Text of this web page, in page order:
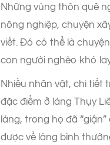
Những vùng thôn quê
nông nghiệp, chuyện
viết. Đó có thể là
con người nghèo khó
Nhiều nhân vật, chi tiết
đặc điểm ở làng Thụy
làng, trong họ đã
được về làng bình